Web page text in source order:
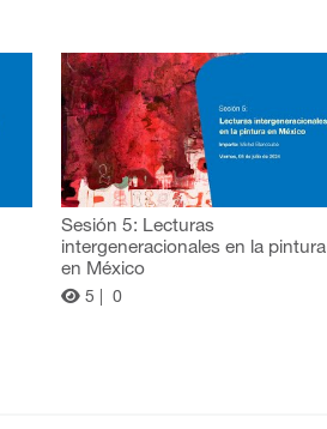
Sesión 5: Lecturas
intergeneracionales en la pintura
en México
5 | 0